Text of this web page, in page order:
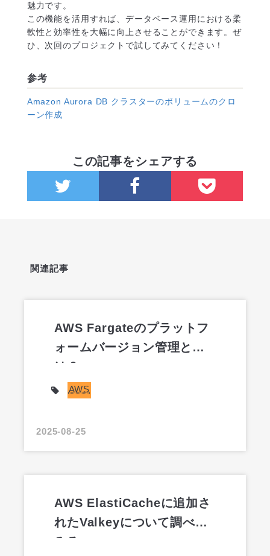
魅力です。
この機能を活用すれば、データベース運用における柔
軟性と効率性を大幅に向上させることができます。ぜ
ひ、次回のプロジェクトで試してみてください！
参考
Amazon Aurora DB クラスターのボリュームのクロ
ーン作成
この記事をシェアする
関連記事
AWS Fargateのプラットフ
ォームバージョン管理と
は？
AWS
2025-08-25
AWS ElastiCacheに追加さ
れたValkeyについて調べて
みる